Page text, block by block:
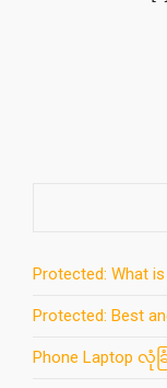
Protected: What
Protected: Best
Phone Laptop